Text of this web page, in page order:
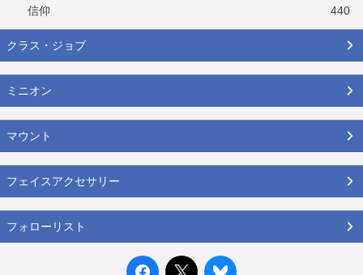
信仰
440
クラス・ジョブ
ミニオン
マウント
フェイスアクセサリー
フォローリスト